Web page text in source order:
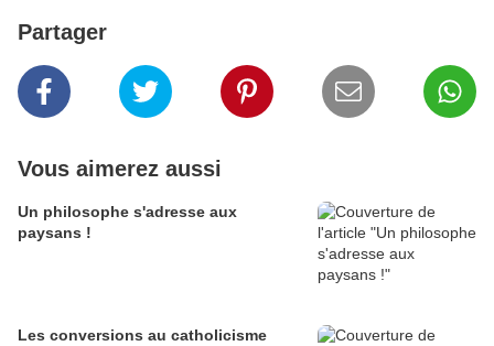
Partager
Vous aimerez aussi
Un philosophe s'adresse aux
paysans !
Les conversions au catholicisme